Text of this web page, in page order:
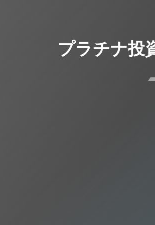
プラチナ